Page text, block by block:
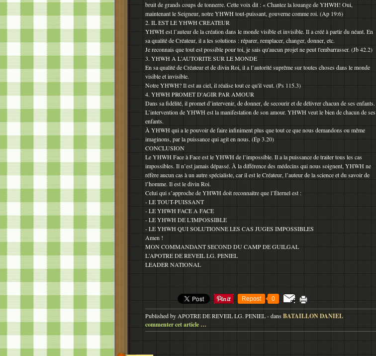
bruit de grands coups de tonnerre. Cette voix dit : « Chantez la louange de YHWH! Oui,
maintenant le Seigneur, notre YHWH tout-puissant, gouverne comme roi. (Ap 19:6)
2. IL EST LE YHWH CREATEUR
YHWH est l’auteur de la création dans le monde visible et invisible. Il a créé à partir du néant. En
sa qualité de Créateur, il a les solutions : réparer, remplacer, changer, donner, etc.
Je reconnais que tout est possible pour toi, je sais qu'aucun projet ne peut t'embarrasser. (Jb 42.2)
3. YHWH A L'AUTORITE SUR LE MONDE
En sa qualité de Créateur et de divin Roi, il a l’autorité suprême sur toutes choses dans le monde
visible et invisible.
Notre YHWH? Il est au ciel, il réalise tout ce qu'il veut. (Ps 115.3)
4. YHWH PROMET D'AGIR PAR AMOUR
Dans sa fidélité, il promet d’intervenir, de donner, de secourir et de délivrer chacun de ses enfants.
L’intervention de YHWH est la manifestation de son amour. YHWH veut le bien de chacun de ses
enfants.
À YHWH qui a le pouvoir de faire infiniment plus que tout ce que nous demandons ou même
imaginons, par la puissance qui agit en nous. (Ép 3.20)
CONCLUSION
Le YHWH Face à Face est le YHWH de l’impossible. Il a la puissance de traiter tous les cas
impossibles. Il n’est jamais dépassé. À la différence des médecins qui nous soignent, YHWH ne
réfère aucun cas à un autre spécialiste, car il est le Créateur, l’auteur de la science et du savoir de
l’homme. Il est le divin Roi.
Celui qui s’approche de YHWH doit reconnaitre que l’Éternel est :
- LE TOUT-PUISSANT
- LE YHWH FACE A FACE
- LE YHWH DE L'IMPOSSIBLE
- LE YHWH QUI SOLUTIONNE LES CAS JUGES IMPOSSIBLES
Amen !
MON COMMANDANT SECOND DU CAMP DE GUILGAL
L'APOTRE DE REVEIL LG. PENIEL
LEADER NATIONAL
Repost 0
Published by APOTRE DE REVEIL LG. PENIEL-dansBATAILLON DANIEL
commenter cet article …